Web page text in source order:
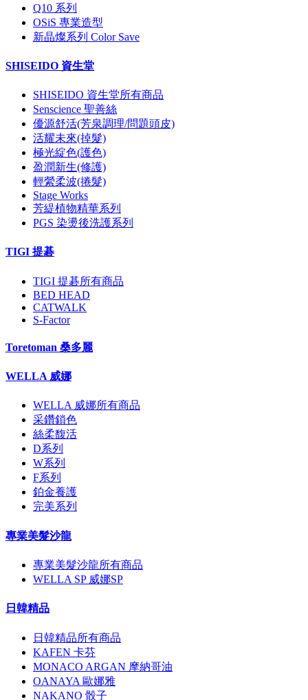
Q10 系列
OSiS 專業造型
新晶燦系列 Color Save
SHISEIDO 資生堂
SHISEIDO 資生堂所有商品
Senscience 聖善絲
優源舒活(芳泉調理/問題頭皮)
活耀未來(掉髮)
極光綻色(護色)
盈潤新生(修護)
輕縈柔波(捲髮)
Stage Works
芳緹植物精華系列
PGS 染燙後洗護系列
TIGI 提碁
TIGI 提碁所有商品
BED HEAD
CATWALK
S-Factor
Toretoman 桑多麗
WELLA 威娜
WELLA 威娜所有商品
采鑽鎖色
絲柔馥活
D系列
W系列
F系列
鉑金養護
完美系列
專業美髮沙龍
專業美髮沙龍所有商品
WELLA SP 威娜SP
日韓精品
日韓精品所有商品
KAFEN 卡芬
MONACO ARGAN 摩納哥油
OANAYA 歐娜雅
NAKANO 骰子